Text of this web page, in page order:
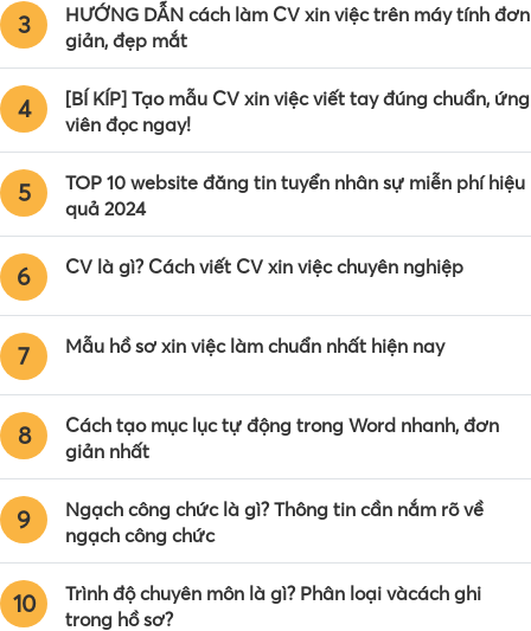
3
HƯỚNG DẪN cách làm CV xin việc trên máy tính đơn
giản, đẹp mắt
4
[BÍ KÍP] Tạo mẫu CV xin việc viết tay đúng chuẩn, ứng
viên đọc ngay!
5
TOP 10 website đăng tin tuyển nhân sự miễn phí hiệu
quả 2024
6 CV là gì? Cách viết CV xin việc chuyên nghiệp
7 Mẫu hồ sơ xin việc làm chuẩn nhất hiện nay
8
Cách tạo mục lục tự động trong Word nhanh, đơn
giản nhất
9
Ngạch công chức là gì? Thông tin cần nắm rõ về
ngạch công chức
10
Trình độ chuyên môn là gì? Phân loại vàcách ghi
trong hồ sơ?